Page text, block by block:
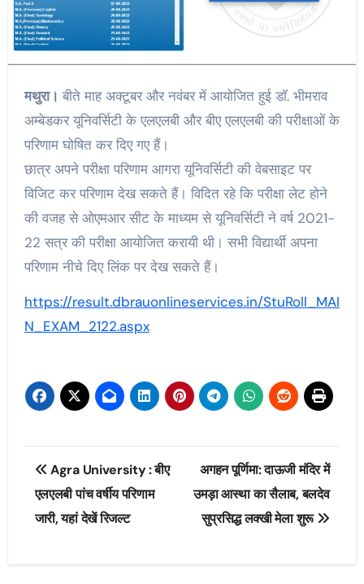
मथुरा। बीते माह अक्टूबर और नवंबर में आयोजित हुई डाॅ. भीमराव
अम्बेडकर यूनिवर्सिटी के एलएलबी और बीए एलएलबी की परीक्षाओं के
परिणाम घोषित कर दिए गए हैं।
छात्र अपने परीक्षा परिणाम आगरा यूनिवर्सिटी की वेबसाइट पर
विजिट कर परिणाम देख सकते हैं। विदित रहे कि परीक्षा लेट होने
की वजह से ओएमआर सीट के माध्यम से यूनिवर्सिटी ने वर्ष 2021-
22 सत्र की परीक्षा आयोजित करायी थी। सभी विद्यार्थी अपना
परिणाम नीचे दिए लिंक पर देख सकते हैं।
https://result.dbrauonlineservices.in/StuRoll_MAI
N_EXAM_2122.aspx
Post
navigation
Agra University : बीए
एलएलबी पांच वर्षीय परिणाम
जारी, यहां देखें रिजल्ट
अगहन पूर्णिमा: दाऊजी मंदिर में
उमड़ा आस्था का सैलाब, बलदेव
सुप्रसिद्ध लक्खी मेला शुरू